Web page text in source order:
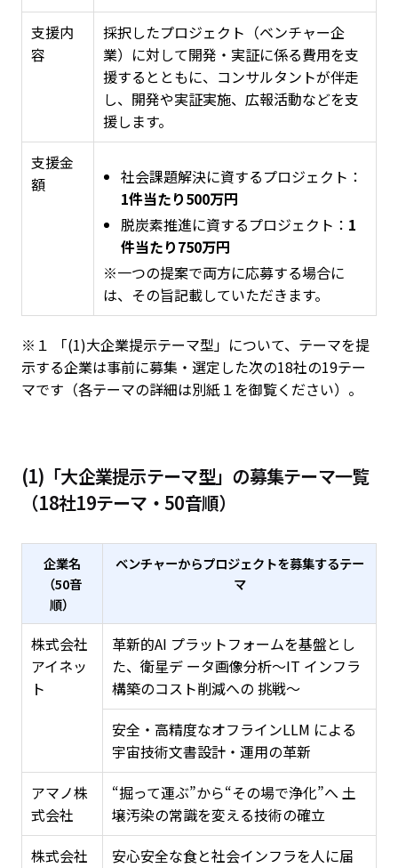
支援内
容
採択したプロジェクト（ベンチャー企
業）に対して開発・実証に係る費用を支
援するとともに、コンサルタントが伴走
し、開発や実証実施、広報活動などを支
援します。
支援金
額
社会課題解決に資するプロジェクト：
1件当たり500万円
脱炭素推進に資するプロジェクト： 1
件当たり750万円
※一つの提案で両方に応募する場合に
は、その旨記載していただきます。
※１ 「(1)大企業提示テーマ型」について、テーマを提
示する企業は事前に募集・選定した次の18社の19テー
マです（各テーマの詳細は別紙１を御覧ください）。
(1)「大企業提示テーマ型」の募集テーマ一覧
（18社19テーマ・50音順）
企業名
（50音
順）
ベンチャーからプロジェクトを募集するテー
マ
株式会社
アイネッ
ト
革新的AI プラットフォームを基盤とし
た、衛星デ ータ画像分析～IT インフラ
構築のコスト削減への 挑戦～
安全・高精度なオフラインLLM による
宇宙技術文書設計・運用の革新
アマノ株
式会社
“掘って運ぶ”から“その場で浄化”へ 土
壌汚染の常識を変える技術の確立
株式会社
安心安全な食と社会インフラを人に届